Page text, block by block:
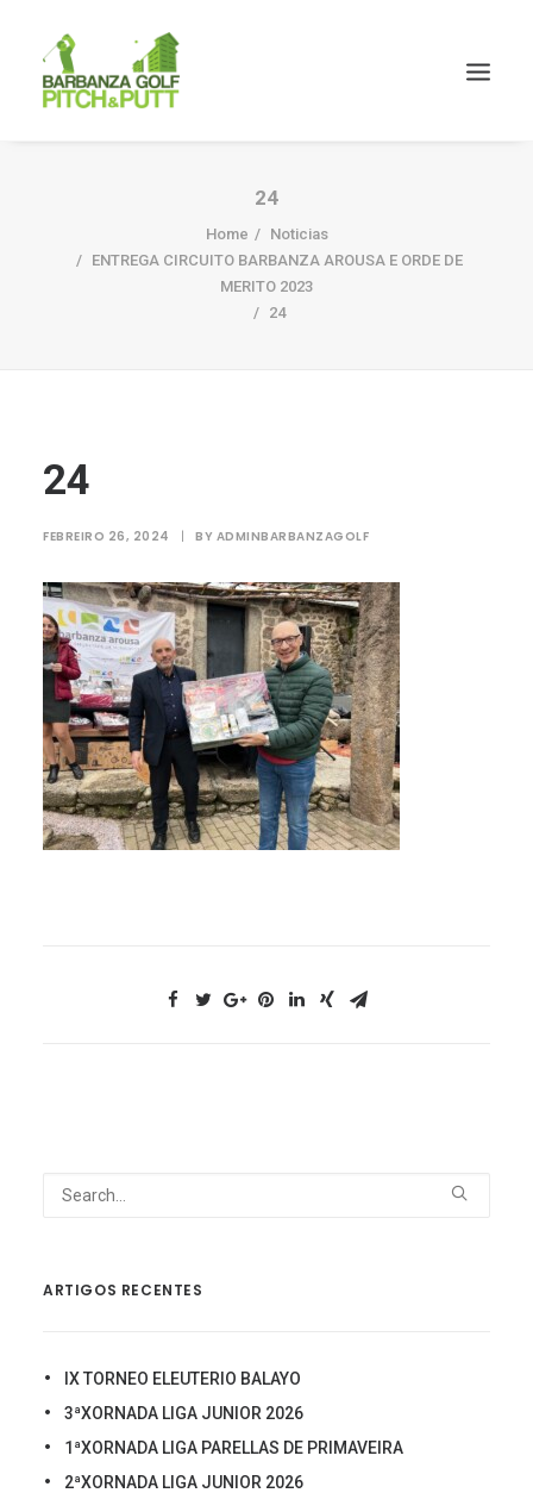
24
Home
Noticias
ENTREGA CIRCUITO BARBANZA AROUSA E ORDE DE
MERITO 2023
24
24
FEBREIRO 26, 2024 | BY ADMINBARBANZAGOLF
ARTIGOS RECENTES
IX TORNEO ELEUTERIO BALAYO
3ªXORNADA LIGA JUNIOR 2026
1ªXORNADA LIGA PARELLAS DE PRIMAVEIRA
2ªXORNADA LIGA JUNIOR 2026